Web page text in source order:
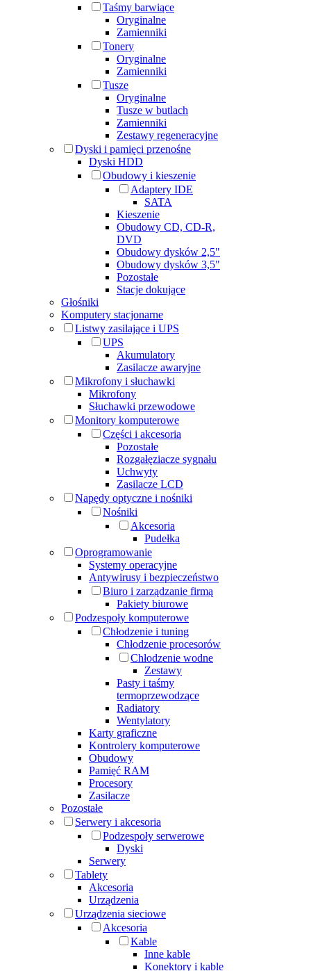
Taśmy barwiące
Oryginalne
Zamienniki
Tonery
Oryginalne
Zamienniki
Tusze
Oryginalne
Tusze w butlach
Zamienniki
Zestawy regeneracyjne
Dyski i pamięci przenośne
Dyski HDD
Obudowy i kieszenie
Adaptery IDE
SATA
Kieszenie
Obudowy CD, CD-R,
DVD
Obudowy dysków 2,5"
Obudowy dysków 3,5"
Pozostałe
Stacje dokujące
Głośniki
Komputery stacjonarne
Listwy zasilające i UPS
UPS
Akumulatory
Zasilacze awaryjne
Mikrofony i słuchawki
Mikrofony
Słuchawki przewodowe
Monitory komputerowe
Części i akcesoria
Pozostałe
Rozgałęziacze sygnału
Uchwyty
Zasilacze LCD
Napędy optyczne i nośniki
Nośniki
Akcesoria
Pudełka
Oprogramowanie
Systemy operacyjne
Antywirusy i bezpieczeństwo
Biuro i zarządzanie firmą
Pakiety biurowe
Podzespoły komputerowe
Chłodzenie i tuning
Chłodzenie procesorów
Chłodzenie wodne
Zestawy
Pasty i taśmy
termoprzewodzące
Radiatory
Wentylatory
Karty graficzne
Kontrolery komputerowe
Obudowy
Pamięć RAM
Procesory
Zasilacze
Pozostałe
Serwery i akcesoria
Podzespoły serwerowe
Dyski
Serwery
Tablety
Akcesoria
Urządzenia
Urządzenia sieciowe
Akcesoria
Kable
Inne kable
Konektory i kable